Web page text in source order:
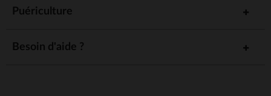
Puériculture
Besoin d'aide ?